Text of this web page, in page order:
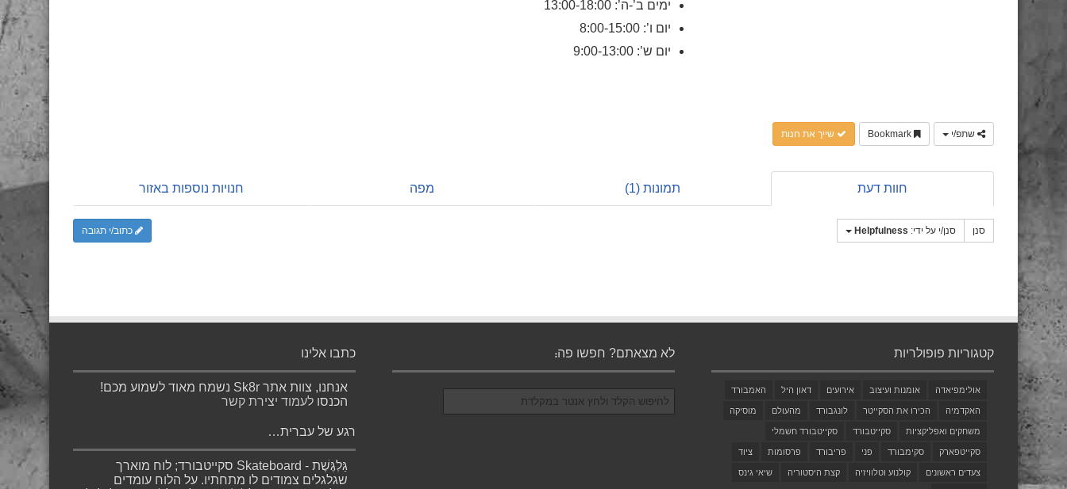
ימים ב’-ה’: 13:00-18:00
יום ו’: 8:00-15:00
יום ש’: 9:00-13:00
שתפ/י שייך את חנות
חוות דעת תמונות (1) מפה חנויות נוספות באזור
סנן סנן/י על ידי: Helpfulness כתוב/י תגובה
קטגוריות פופולריות
אולימפיאדה אומנות ועיצוב אירועים דאון היל האמבורד
האקדמיה הכירו את הסקייטר לונגבורד מהעולם מוסיקה
משחקים ואפליקציות סקייטבורד סקייטבורד חשמלי
סקייטפארק סקימבורד פני פריבורד פרסומות ציוד
צעדים ראשונים קולנוע וטלוויזיה קצת היסטוריה שיאי גינס
לא מצאתם? חפשו פה: כתבו אלינו
אנחנו, צוות אתר Sk8r נשמח מאוד לשמוע מכם!
הכנסולעמוד יצירת קשר
רגע של עברית…
גַּלְגֶּשֶׁת - Skateboard סקייטבורד; לוח מוארך
שגלגלים צמודים לו מתחתיו. על הלוח עומדים